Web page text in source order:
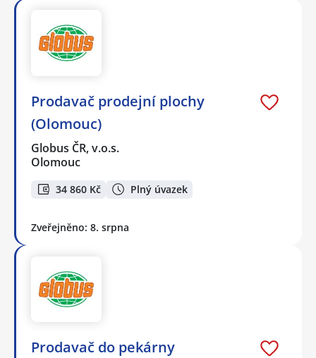
Prodavač prodejní plochy
(Olomouc)
Globus ČR, v.o.s.
Olomouc
34 860 Kč Plný úvazek
Zveřejněno: 8. srpna
Prodavač do pekárny